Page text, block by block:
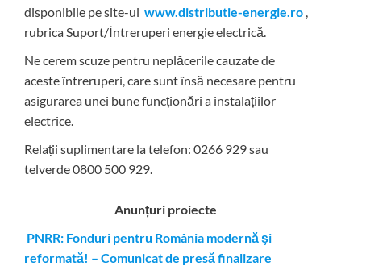
disponibile pe site-ul www.distributie-energie.ro ,
rubrica Suport/Întreruperi energie electrică.
Ne cerem scuze pentru neplăcerile cauzate de
aceste întreruperi, care sunt însă necesare pentru
asigurarea unei bune funcționări a instalațiilor
electrice.
Relații suplimentare la telefon: 0266 929 sau
telverde 0800 500 929.
Anunțuri proiecte
PNRR: Fonduri pentru România modernă şi
reformată! – Comunicat de presă finalizare